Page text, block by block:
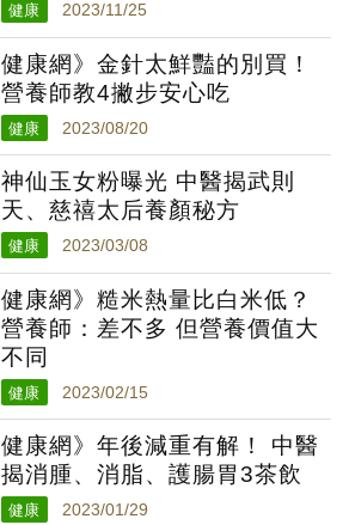
健康 2023/11/25
健康網》金針太鮮豔的別買！
營養師教4撇步安心吃
健康 2023/08/20
神仙玉女粉曝光 中醫揭武則
天、慈禧太后養顏秘方
健康 2023/03/08
健康網》糙米熱量比白米低？
營養師：差不多 但營養價值大
不同
健康 2023/02/15
健康網》年後減重有解！ 中醫
揭消腫、消脂、護腸胃3茶飲
健康 2023/01/29